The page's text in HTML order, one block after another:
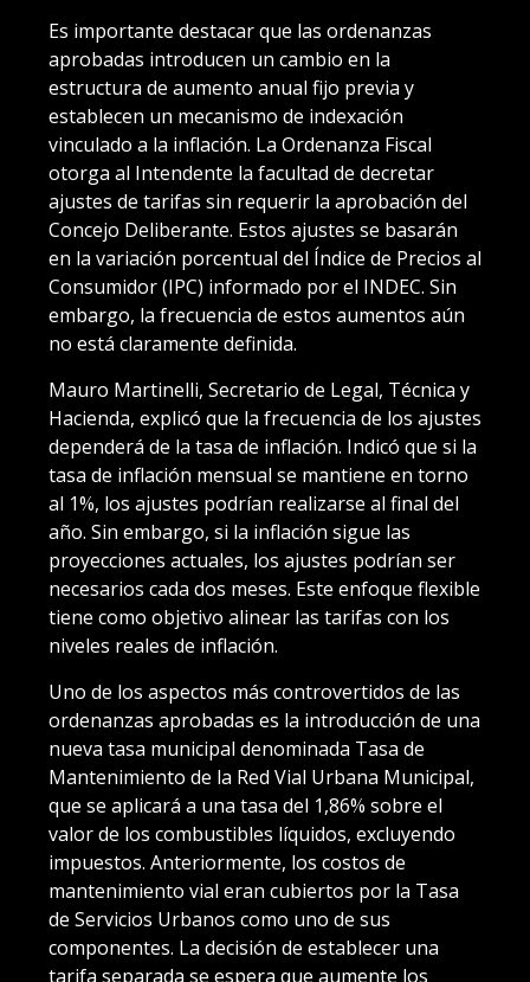
Es importante destacar que las ordenanzas
aprobadas introducen un cambio en la
estructura de aumento anual fijo previa y
establecen un mecanismo de indexación
vinculado a la inflación. La Ordenanza Fiscal
otorga al Intendente la facultad de decretar
ajustes de tarifas sin requerir la aprobación del
Concejo Deliberante. Estos ajustes se basarán
en la variación porcentual del Índice de Precios al
Consumidor (IPC) informado por el INDEC. Sin
embargo, la frecuencia de estos aumentos aún
no está claramente definida.
Mauro Martinelli, Secretario de Legal, Técnica y
Hacienda, explicó que la frecuencia de los ajustes
dependerá de la tasa de inflación. Indicó que si la
tasa de inflación mensual se mantiene en torno
al 1%, los ajustes podrían realizarse al final del
año. Sin embargo, si la inflación sigue las
proyecciones actuales, los ajustes podrían ser
necesarios cada dos meses. Este enfoque flexible
tiene como objetivo alinear las tarifas con los
niveles reales de inflación.
Uno de los aspectos más controvertidos de las
ordenanzas aprobadas es la introducción de una
nueva tasa municipal denominada Tasa de
Mantenimiento de la Red Vial Urbana Municipal,
que se aplicará a una tasa del 1,86% sobre el
valor de los combustibles líquidos, excluyendo
impuestos. Anteriormente, los costos de
mantenimiento vial eran cubiertos por la Tasa
de Servicios Urbanos como uno de sus
componentes. La decisión de establecer una
tarifa separada se espera que aumente los